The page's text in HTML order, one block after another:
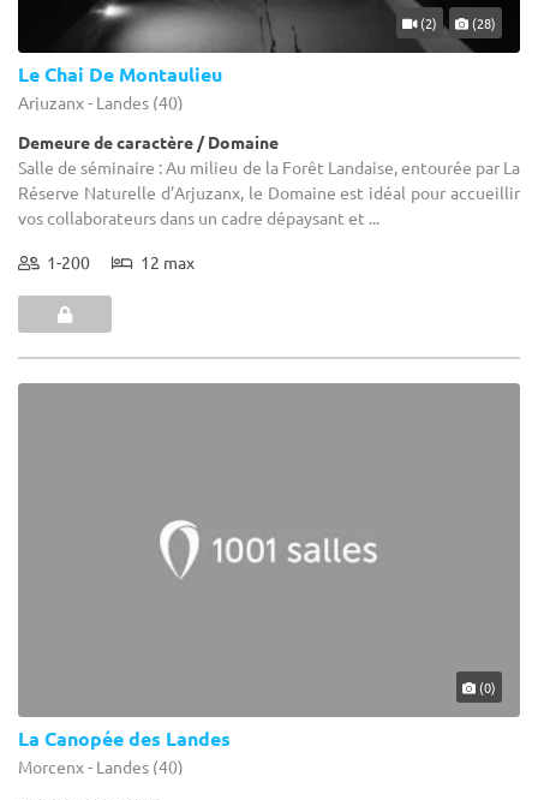
(2) (28)
Le Chai De Montaulieu
Arjuzanx - Landes (40)
Demeure de caractère / Domaine
Salle de séminaire : Au milieu de la Forêt Landaise, entourée par La
Réserve Naturelle d’Arjuzanx, le Domaine est idéal pour accueillir
vos collaborateurs dans un cadre dépaysant et ...
1-200 12 max
(0)
La Canopée des Landes
Morcenx - Landes (40)